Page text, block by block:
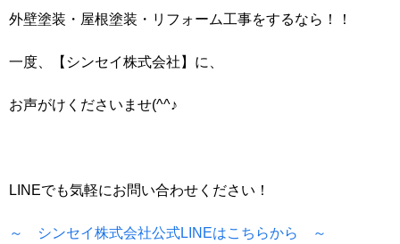
外壁塗装・屋根塗装・リフォーム工事をするなら！！
一度、【シンセイ株式会社】に、
お声がけくださいませ(^^♪
LINEでも気軽にお問い合わせください！
～ シンセイ株式会社公式LINEはこちらから ～